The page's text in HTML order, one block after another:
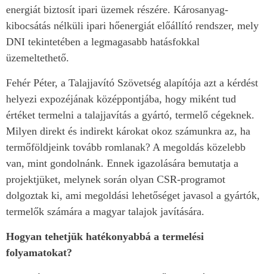
energiát biztosít ipari üzemek részére. Károsanyag-
kibocsátás nélküli ipari hőenergiát előállító rendszer, mely
DNI tekintetében a legmagasabb hatásfokkal
üzemeltethető.
Fehér Péter, a Talajjavító Szövetség alapítója azt a kérdést
helyezi expozéjának középpontjába, hogy miként tud
értéket termelni a talajjavítás a gyártó, termelő cégeknek.
Milyen direkt és indirekt károkat okoz számunkra az, ha
termőföldjeink tovább romlanak? A megoldás közelebb
van, mint gondolnánk. Ennek igazolására bemutatja a
projektjüket, melynek során olyan CSR-programot
dolgoztak ki, ami megoldási lehetőséget javasol a gyártók,
termelők számára a magyar talajok javítására.
Hogyan tehetjük hatékonyabbá a termelési
folyamatokat?